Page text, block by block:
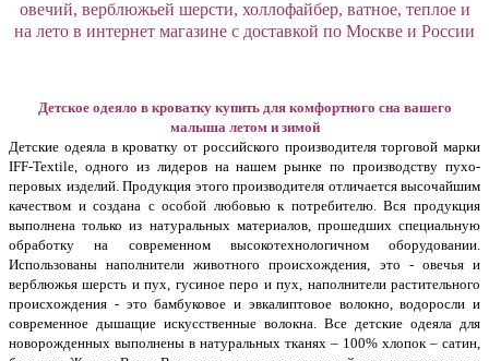
овечий, верблюжьей шерсти, холлофайбер, ватное, теплое и
на лето в интернет магазине с доставкой по Москве и России
Детское одеяло в кроватку купить для комфортного сна вашего
малыша летом и зимой
Детские одеяла в кроватку от российского производителя торговой марки
IFF-Textile, одного из лидеров на нашем рынке по производству пухо-
перовых изделий. Продукция этого производителя отличается высочайшим
качеством и создана с особой любовью к потребителю. Вся продукция
выполнена только из натуральных материалов, прошедших специальную
обработку на современном высокотехнологичном оборудовании.
Использованы наполнители животного происхождения, это - овечья и
верблюжья шерсть и пух, гусиное перо и пух, наполнители растительного
происхождения - это бамбуковое и эвкалиптовое волокно, водоросли и
современное дышащие искусственные волокна. Все детские одеяла для
новорожденных выполнены в натуральных тканях – 100% хлопок – сатин,